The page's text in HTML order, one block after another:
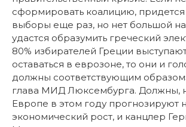
сформировать коалицию,
выборы еще раз, но нет большой
удастся образумить греческий
80% избирателей Греции
оставаться в еврозоне, то они и
должны соответствующим
глава МИД Люксембурга. Должны,
Европе в этом году прогнозируют
экономический рост, и канцлер